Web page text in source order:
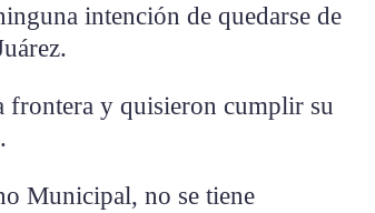
intención de quedarse de
frontera y quisieron cumplir su
Municipal, no se tiene